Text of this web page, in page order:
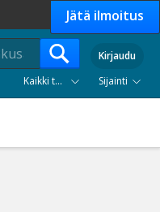
Jätä ilmoitus
Kirjaudu
Kaikki tuoteryhmät Sijainti